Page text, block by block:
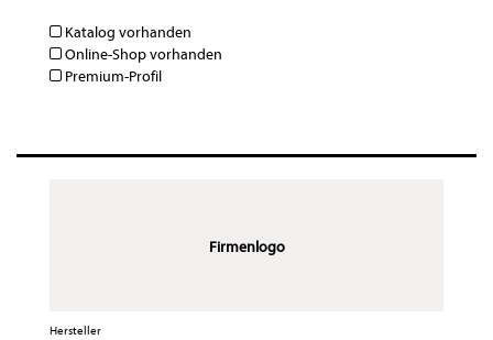
Katalog vorhanden
Online-Shop vorhanden
Premium-Profil
Firmenlogo
Hersteller